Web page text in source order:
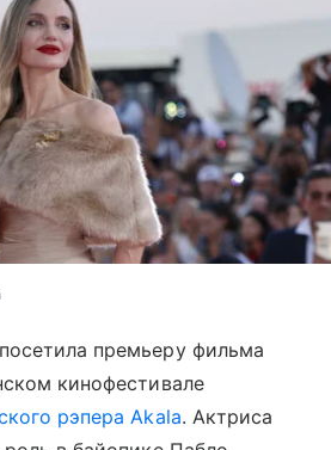
премьеру фильма
кинофестивале
рэпера Akala. Актриса